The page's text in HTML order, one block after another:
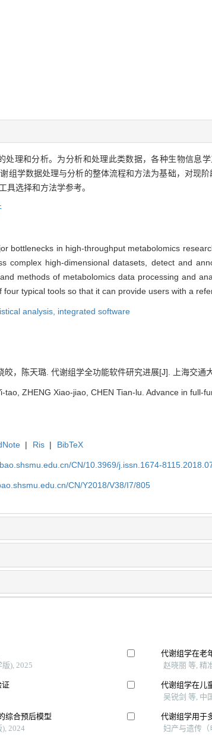
处理和分析。为分析和处理此类数据，各种生物信息
组学数据处理与分析的整体流程和方法为基础，对现
具选择和方法学参考。
bottlenecks in high-throughput metabolomics
complex high-dimensional datasets, detect and
methods of metabolomics data processing and
typical tools so that it can provide users with a
analysis, integrated software
皎，陈天璐. 代谢组学全功能软件研究进展[J]. 上海交
tao, ZHENG Xiao-jiao, CHEN Tian-lu. Advance in
| Ris | BibTeX
CN/10.3969/j.issn.1674-
CN/Y2018/V38/I7/805
), 2025
证
综合预后模型
2024
代谢组学在老
赵晓丽 等, 精
代谢组学在儿
吴锐剑 等, 中
代谢组学用于
妇产与遗传（